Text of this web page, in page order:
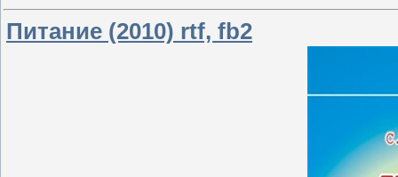
Питание (2010) rtf, fb2